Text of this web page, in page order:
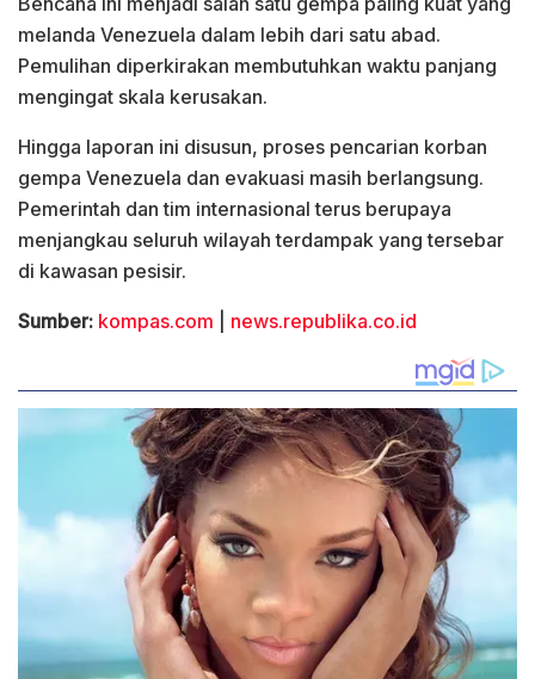
melanda Venezuela dalam lebih dari satu abad.
Pemulihan diperkirakan membutuhkan waktu panjang
mengingat skala kerusakan.
Hingga laporan ini disusun, proses pencarian korban
gempa Venezuela dan evakuasi masih berlangsung.
Pemerintah dan tim internasional terus berupaya
menjangkau seluruh wilayah terdampak yang tersebar
di kawasan pesisir.
Sumber: kompas.com news.republika.co.id